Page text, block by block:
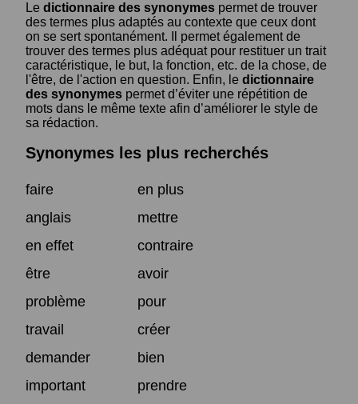
Le dictionnaire des synonymes permet de trouver
des termes plus adaptés au contexte que ceux dont
on se sert spontanément. Il permet également de
trouver des termes plus adéquat pour restituer un trait
caractéristique, le but, la fonction, etc. de la chose, de
l'être, de l'action en question. Enfin, le dictionnaire
des synonymes permet d’éviter une répétition de
mots dans le même texte afin d’améliorer le style de
sa rédaction.
Synonymes les plus recherchés
faire
en plus
anglais
mettre
en effet
contraire
être
avoir
problème
pour
travail
créer
demander
bien
important
prendre